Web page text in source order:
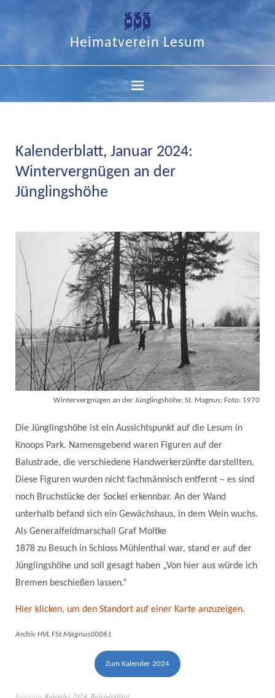
Heimatverein Lesum
Kalenderblatt, Januar 2024:
Wintervergnügen an der
Jünglingshöhe
Wintervergnügen an der Jünglingshöhe; St. Magnus; Foto: 1970
Die Jünglingshöhe ist ein Aussichtspunkt auf die Lesum in
Knoops Park. Namensgebend waren Figuren auf der
Balustrade, die verschiedene Handwerkerzünfte darstellten.
Diese Figuren wurden nicht fachmännisch entfernt – es sind
noch Bruchstücke der Sockel erkennbar. An der Wand
unterhalb befand sich ein Gewächshaus, in dem Wein wuchs.
Als Generalfeldmarschall Graf Moltke
1878 zu Besuch in Schloss Mühlenthal war, stand er auf der
Jünglingshöhe und soll gesagt haben „Von hier aus würde ich
Bremen beschießen lassen.“
Hier klicken, um den Standort auf einer Karte anzuzeigen.
Archiv HVL FSt.Magnus00061
Zum Kalender 2024
Kategorie Kalender 2024, Kalenderblatt